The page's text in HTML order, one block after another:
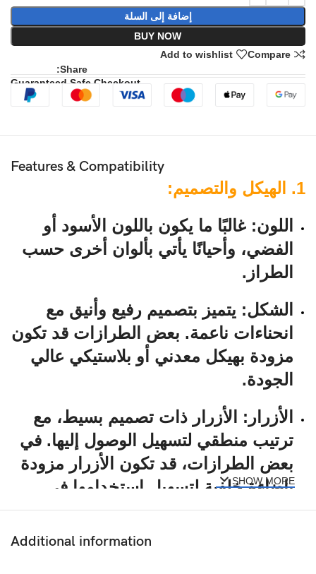
إضافة إلى السلة
BUY NOW
Compare
Add to wishlist
Share:
Guaranteed Safe Checkout
Features & Compatibility
1. الهيكل والتصميم:
اللون: غالبًا ما يكون باللون الأسود أو
الفضي، وأحيانًا يأتي بألوان أخرى حسب
الطراز.
الشكل: يتميز بتصميم رفيع وأنيق مع
انحناءات ناعمة. بعض الطرازات قد تكون
مزودة بهيكل معدني أو بلاستيكي عالي
الجودة.
الأزرار: الأزرار ذات تصميم بسيط، مع
ترتيب منطقي لتسهيل الوصول إليها. في
بعض الطرازات، قد تكون الأزرار مزودة
بإضاءة خلفية لتسهيل استخدامها في
ظروف الإضاءة المنخفضة.
SHOW MORE
Additional information